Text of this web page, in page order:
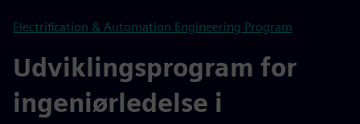
Electrification & Automation Engineering Program
Udviklingsprogram for
ingeniørledelse i